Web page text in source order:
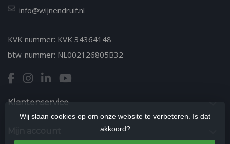
info@wijnendruif.nl
KVK nummer: KVK 34364148
btw-nummer: NL002126805B32
Klantenservice
Wij slaan cookies op om onze website te verbeteren. Is dat
akkoord?